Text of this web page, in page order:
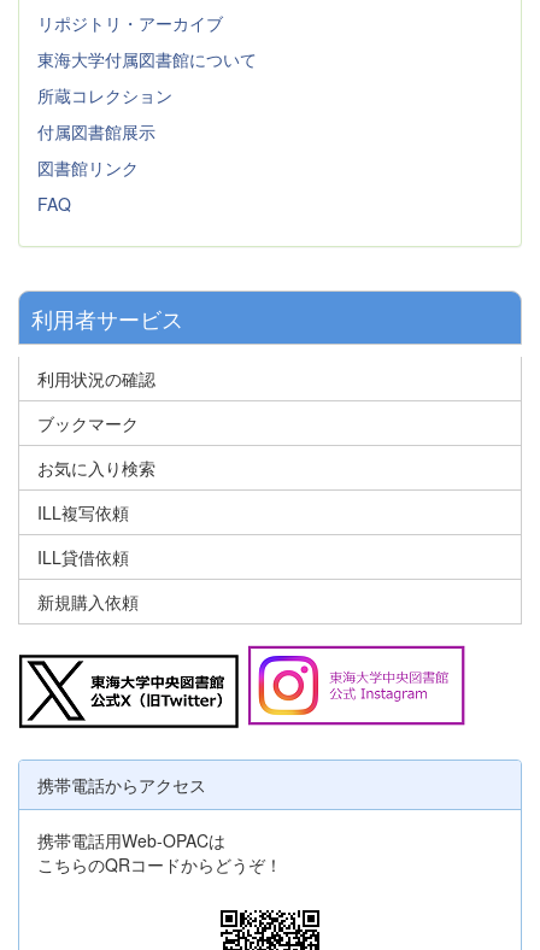
リポジトリ・アーカイブ
東海大学付属図書館について
所蔵コレクション
付属図書館展示
図書館リンク
FAQ
利用者サービス
利用状況の確認
ブックマーク
お気に入り検索
ILL複写依頼
ILL貸借依頼
新規購入依頼
携帯電話からアクセス
携帯電話用Web-OPACは
こちらのQRコードからどうぞ！